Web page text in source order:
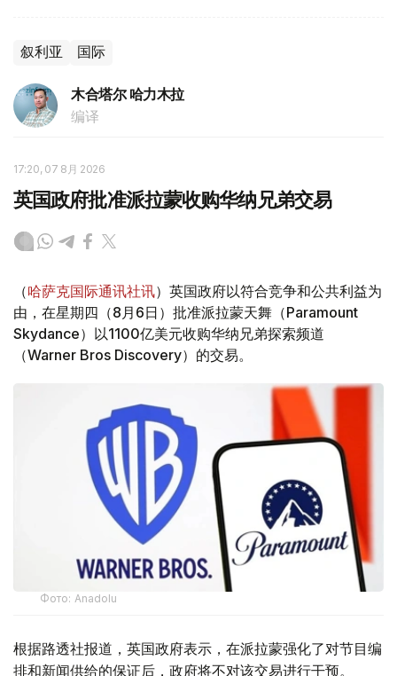
叙利亚 国际
木合塔尔 哈力木拉
编译
17:20, 07 8月 2026
英国政府批准派拉蒙收购华纳兄弟交易
（哈萨克国际通讯社讯）英国政府以符合竞争和公共利益为
由，在星期四（8月6日）批准派拉蒙天舞（Paramount
Skydance）以1100亿美元收购华纳兄弟探索频道
（Warner Bros Discovery）的交易。
Фото: Аnadolu
根据路透社报道，英国政府表示，在派拉蒙强化了对节目编
排和新闻供给的保证后，政府将不对该交易进行干预。